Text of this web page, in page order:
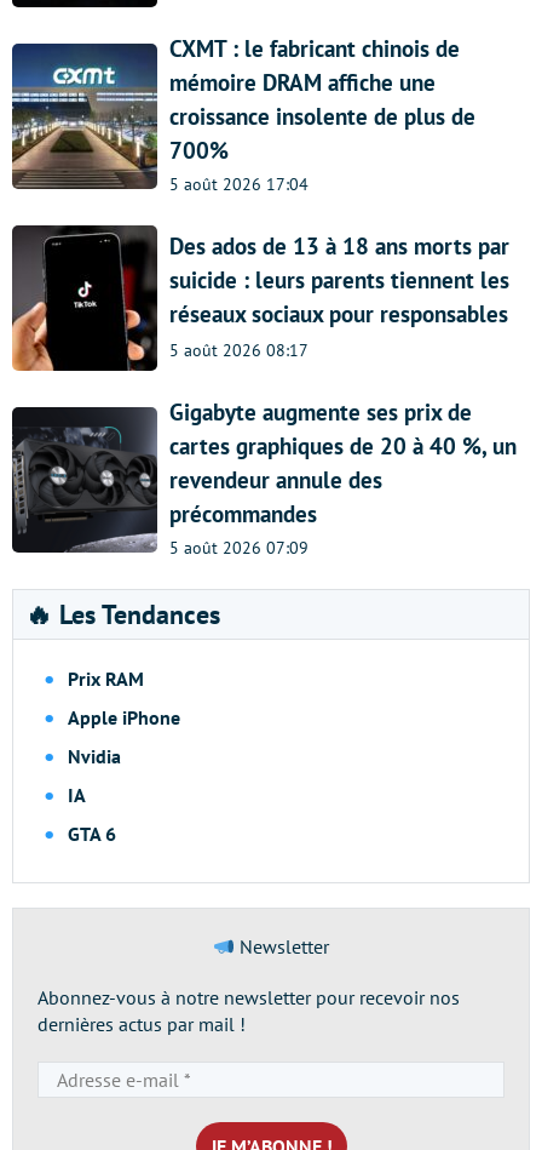
CXMT : le fabricant chinois de
mémoire DRAM affiche une
croissance insolente de plus de
700%
5 août 2026 17:04
Des ados de 13 à 18 ans morts par
suicide : leurs parents tiennent les
réseaux sociaux pour responsables
5 août 2026 08:17
Gigabyte augmente ses prix de
cartes graphiques de 20 à 40 %, un
revendeur annule des
précommandes
5 août 2026 07:09
🔥 Les Tendances
Prix RAM
Apple iPhone
Nvidia
IA
GTA 6
Newsletter
Abonnez-vous à notre newsletter pour recevoir nos
dernières actus par mail !
e-
mail